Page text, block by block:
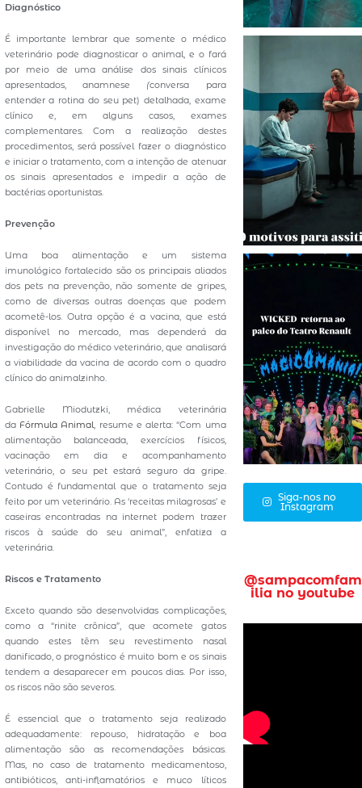
Diagnóstico
É importante lembrar que somente o médico
veterinário pode diagnosticar o animal, e o fará
por meio de uma análise dos sinais clínicos
apresentados, anamnese (conversa para
entender a rotina do seu pet) detalhada, exame
clínico e, em alguns casos, exames
complementares. Com a realização destes
procedimentos, será possível fazer o diagnóstico
e iniciar o tratamento, com a intenção de atenuar
os sinais apresentados e impedir a ação de
bactérias oportunistas.
Prevenção
Uma boa alimentação e um sistema
imunológico fortalecido são os principais aliados
dos pets na prevenção, não somente de gripes,
como de diversas outras doenças que podem
acometê-los. Outra opção é a vacina, que está
disponível no mercado, mas dependerá da
investigação do médico veterinário, que analisará
a viabilidade da vacina de acordo com o quadro
clínico do animalzinho.
Gabrielle Miodutzki, médica veterinária
da Fórmula Animal , resume e alerta: “Com uma
alimentação balanceada, exercícios físicos,
vacinação em dia e acompanhamento
veterinário, o seu pet estará seguro da gripe.
Contudo é fundamental que o tratamento seja
feito por um veterinário. As ‘receitas milagrosas’ e
caseiras encontradas na internet podem trazer
riscos à saúde do seu animal”, enfatiza a
veterinária.
Riscos e Tratamento
Exceto quando são desenvolvidas complicações,
como a “rinite crônica”, que acomete gatos
quando estes têm seu revestimento nasal
danificado, o prognóstico é muito bom e os sinais
tendem a desaparecer em poucos dias. Por isso,
os riscos não são severos.
É essencial que o tratamento seja realizado
adequadamente: repouso, hidratação e boa
alimentação são as recomendações básicas.
Mas, no caso de tratamento medicamentoso,
antibióticos, anti-inflamatórios e muco líticos
Siga-nos no
Instagram
@sampacomfam
ilia no youtube